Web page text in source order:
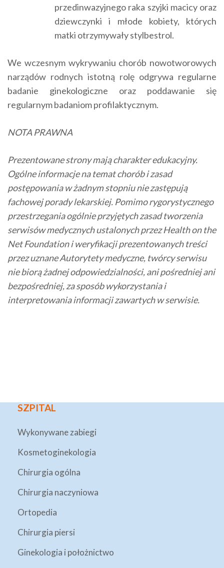
przedinwazyjnego raka szyjki macicy oraz
dziewczynki i młode kobiety, których
matki otrzymywały stylbestrol.
We wczesnym wykrywaniu chorób nowotworowych
narządów rodnych istotną rolę odgrywa regularne
badanie ginekologiczne oraz poddawanie się
regularnym badaniom profilaktycznym.
NOTA PRAWNA
Prezentowane strony mają charakter edukacyjny.
Ogólne informacje na temat chorób i zasad
postępowania w żadnym stopniu nie zastępują
fachowej porady lekarskiej. Pomimo rygorystycznego
przestrzegania ogólnie przyjętych zasad tworzenia
serwisów medycznych ustalonych przez Health on the
Net Foundation i weryfikacji prezentowanych treści
przez uznane Autorytety medyczne, twórcy serwisu
nie biorą żadnej odpowiedzialności, ani pośredniej ani
bezpośredniej, za sposób wykorzystania i
interpretowania informacji zawartych w serwisie.
SZPITAL
Wykonywane zabiegi
Kosmetoginekologia
Chirurgia ogólna
Chirurgia naczyniowa
Ortopedia
Chirurgia piersi
Ginekologia i położnictwo